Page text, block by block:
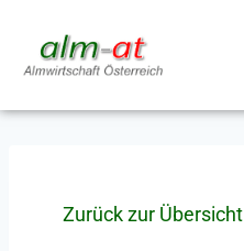
Zurück zur Übersicht